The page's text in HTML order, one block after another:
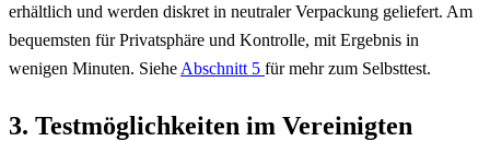
erhältlich und werden diskret in neutraler Verpackung geliefert. Am
bequemsten für Privatsphäre und Kontrolle, mit Ergebnis in
wenigen Minuten. Siehe Abschnitt 5 für mehr zum Selbsttest.
3. Testmöglichkeiten im Vereinigten